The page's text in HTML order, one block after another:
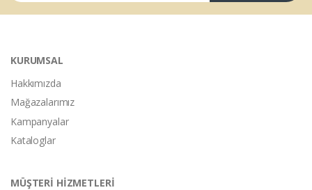
KURUMSAL
Hakkımızda
Mağazalarımız
Kampanyalar
Kataloglar
MÜŞTERİ HİZMETLERİ